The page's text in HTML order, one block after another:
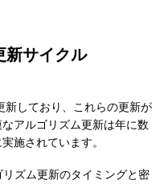
新サイクル
しており、これらの更新が
アルゴリズム更新は年に数
施されています。
ズム更新のタイミングと密